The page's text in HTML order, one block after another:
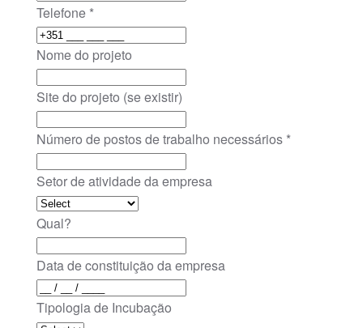
Telefone *
Nome do projeto
Site do projeto (se existir)
Número de postos de trabalho necessários *
Setor de atividade da empresa
Qual?
Data de constituição da empresa
Tipologia de Incubação